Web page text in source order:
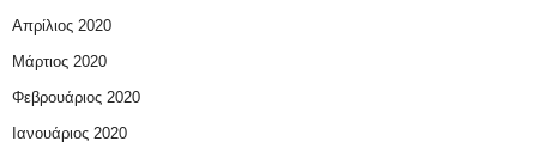
Απρίλιος 2020
Μάρτιος 2020
Φεβρουάριος 2020
Ιανουάριος 2020